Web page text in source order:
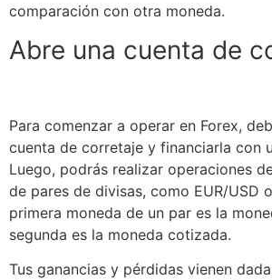
comparación con otra moneda.
Abre una cuenta de
Para comenzar a operar en Forex,
cuenta de corretaje y financiarla con
Luego, podrás realizar operaciones
de pares de divisas, como EUR/USD
primera moneda de un par es la
segunda es la moneda cotizada.
Tus ganancias y pérdidas vienen